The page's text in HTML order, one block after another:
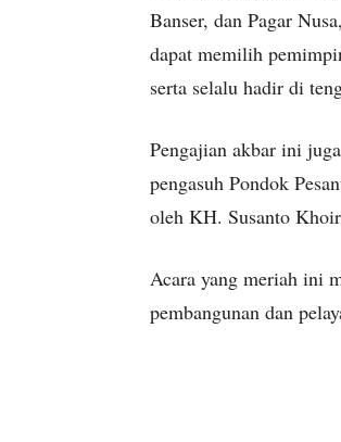
Banser, dan Pagar
dapat memilih
serta selalu hadir di
Pengajian akbar ini
pengasuh Pondok
oleh KH. Susanto
Acara yang meriah ini
pembangunan dan